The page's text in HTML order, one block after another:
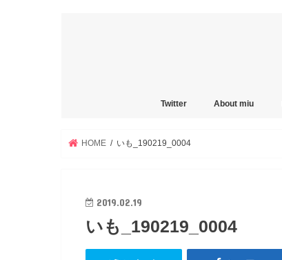
Twitter About miu
HOME いも_190219_0004
2019.02.19
いも_190219_0004